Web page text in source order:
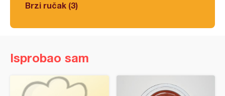
Brzi ručak (3)
Isprobao sam